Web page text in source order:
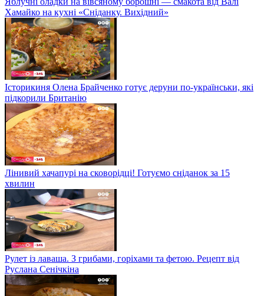
Хамайко на кухні «Сніданку. Вихідний»
Історикиня Олена Брайченко готує деруни по-українськи, які
підкорили Британію
Лінивий хачапурі на сковорідці! Готуємо сніданок за 15
хвилин
Рулет із лаваша. З грибами, горіхами та фетою. Рецепт від
Руслана Сенічкіна